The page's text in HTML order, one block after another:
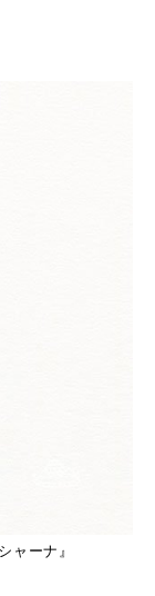
ャーナ』